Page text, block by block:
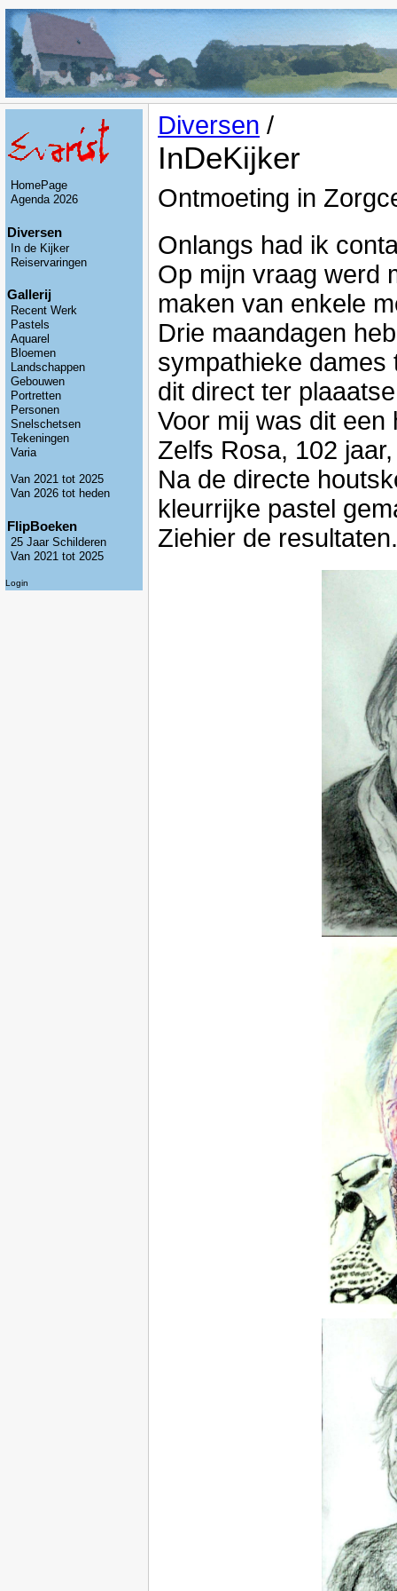
HomePage
Agenda 2026
Diversen
In de Kijker
Reiservaringen
Gallerij
Recent Werk
Pastels
Aquarel
Bloemen
Landschappen
Gebouwen
Portretten
Personen
Snelschetsen
Tekeningen
Varia
Van 2021 tot 2025
Van 2026 tot heden
FlipBoeken
25 Jaar Schilderen
Van 2021 tot 2025
Login
Diversen /
InDeKijker
Ontmoeting in
Onlangs had ik
Op mijn vraag werd
maken van enkele
Drie maandagen
sympathieke dames
dit direct ter
Voor mij was dit
Zelfs Rosa, 102
Na de directe
kleurrijke pastel
Ziehier de resultaten.